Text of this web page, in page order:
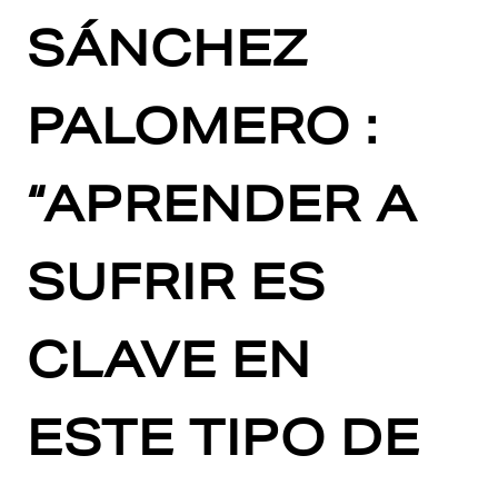
SÁNCHEZ
PALOMERO :
“APRENDER A
SUFRIR ES
CLAVE EN
ESTE TIPO DE